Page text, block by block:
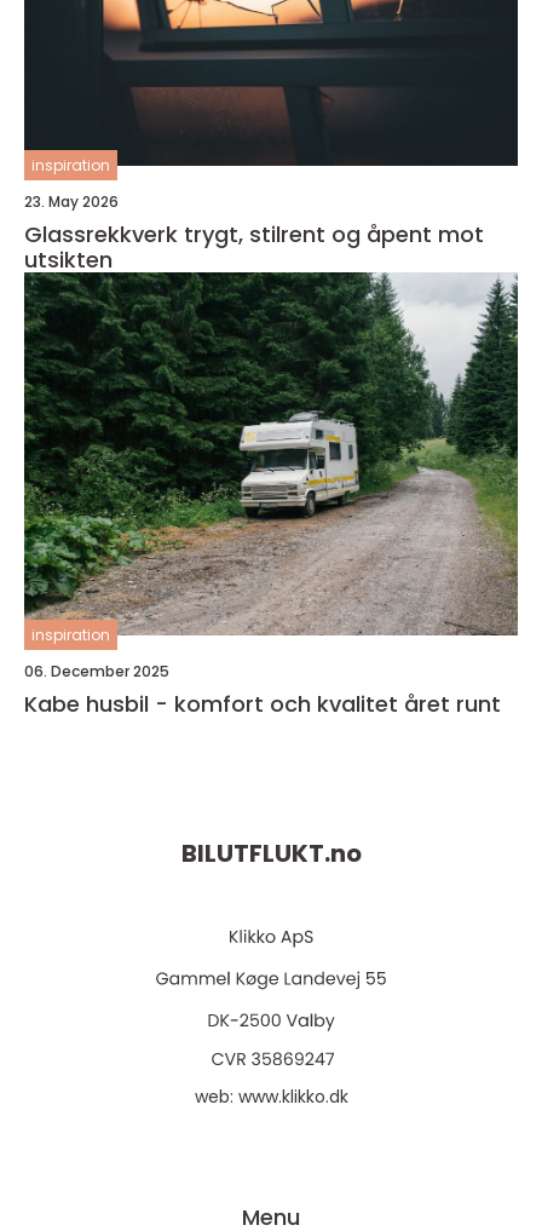
inspiration
23. May 2026
Glassrekkverk trygt, stilrent og åpent mot
utsikten
inspiration
06. December 2025
Kabe husbil - komfort och kvalitet året runt
BILUTFLUKT.no
web: www.klikko.dk
Menu